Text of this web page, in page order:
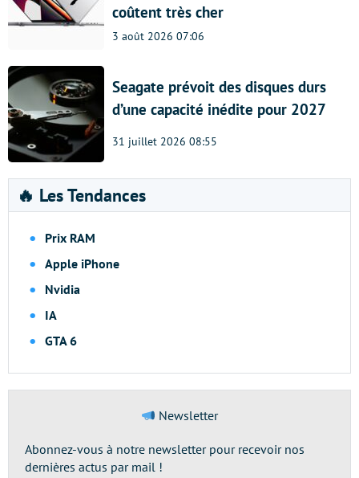
coûtent très cher
3 août 2026 07:06
Seagate prévoit des disques durs
d’une capacité inédite pour 2027
31 juillet 2026 08:55
🔥 Les Tendances
Prix RAM
Apple iPhone
Nvidia
IA
GTA 6
Newsletter
Abonnez-vous à notre newsletter pour recevoir nos
dernières actus par mail !